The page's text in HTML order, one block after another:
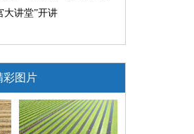
大讲堂”开讲
彩图片